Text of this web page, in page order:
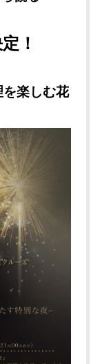
！
を楽しむ花